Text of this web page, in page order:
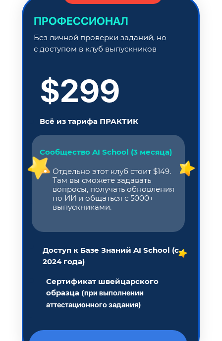
Без личной проверки заданий, но
с доступом в клуб выпускников
Всё из тарифа ПРАКТИК
Доступ к Базе Знаний AI School (с
2024 года)
Сертификат швейцарского
образца (при выполнении
аттестационного задания)
ПРОФЕССИОНАЛ
$299
Отдельно этот клуб стоит $149.
Там вы сможете задавать
вопросы, получать обновления
по ИИ и общаться с 5000+
выпускниками.
Сообщество AI School (3 месяца)